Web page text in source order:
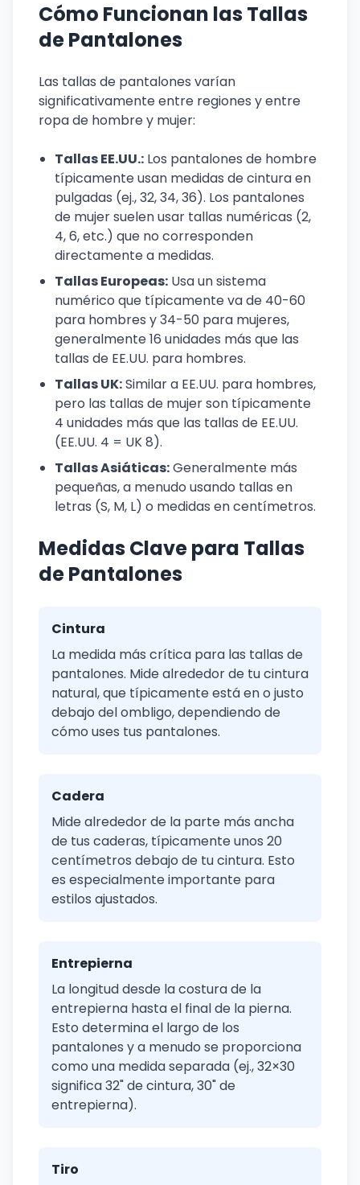
Cómo Funcionan las Tallas
de Pantalones
Las tallas de pantalones varían
significativamente entre regiones y entre
ropa de hombre y mujer:
Tallas EE.UU.: Los pantalones de hombre
típicamente usan medidas de cintura en
pulgadas (ej., 32, 34, 36). Los pantalones
de mujer suelen usar tallas numéricas (2,
4, 6, etc.) que no corresponden
directamente a medidas.
Tallas Europeas: Usa un sistema
numérico que típicamente va de 40-60
para hombres y 34-50 para mujeres,
generalmente 16 unidades más que las
tallas de EE.UU. para hombres.
Tallas UK:Similar a EE.UU. para hombres,
pero las tallas de mujer son típicamente
4 unidades más que las tallas de EE.UU.
(EE.UU. 4 = UK 8).
Tallas Asiáticas:Generalmente más
pequeñas, a menudo usando tallas en
letras (S, M, L) o medidas en centímetros.
Medidas Clave para Tallas
de Pantalones
Cintura
La medida más crítica para las tallas de
pantalones. Mide alrededor de tu cintura
natural, que típicamente está en o justo
debajo del ombligo, dependiendo de
cómo uses tus pantalones.
Cadera
Mide alrededor de la parte más ancha
de tus caderas, típicamente unos 20
centímetros debajo de tu cintura. Esto
es especialmente importante para
estilos ajustados.
Entrepierna
La longitud desde la costura de la
entrepierna hasta el final de la pierna.
Esto determina el largo de los
pantalones y a menudo se proporciona
como una medida separada (ej., 32×30
significa 32" de cintura, 30" de
entrepierna).
Tiro